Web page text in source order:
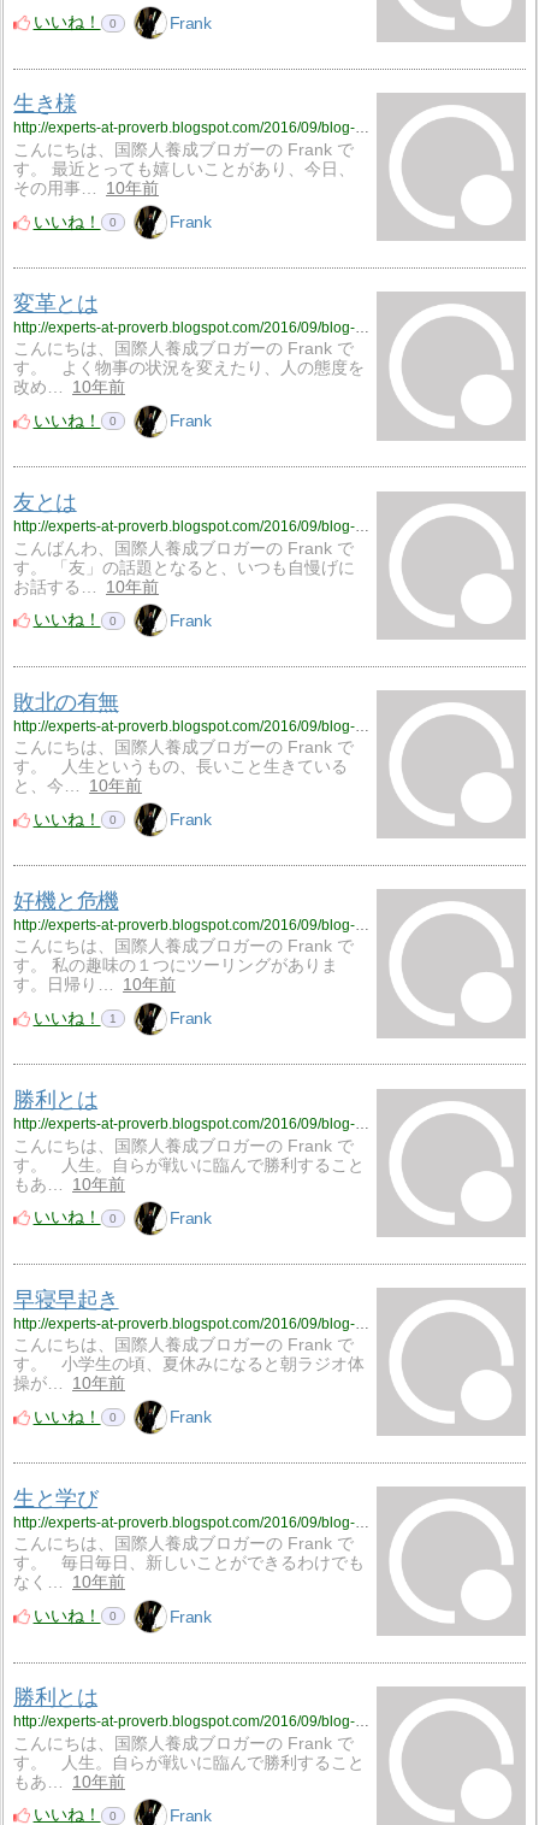
いいね！
0 Frank
生き様
http://experts-at-proverb.blogspot.com/2016/09/blog-post_68.html
こんにちは、国際人養成ブロガーの Frank で
す。 最近とっても嬉しいことがあり、今日、
その用事…
10年前
いいね！
0 Frank
変革とは
こんにちは、国際人養成ブロガーの Frank で
す。 よく物事の状況を変えたり、人の態度を
改め…
10年前
いいね！
0 Frank
友とは
http://experts-at-proverb.blogspot.com/2016/09/blog-post_25.html
こんばんわ、国際人養成ブロガーの Frank で
す。 「友」の話題となると、いつも自慢げに
お話する…
10年前
いいね！
0 Frank
敗北の有無
こんにちは、国際人養成ブロガーの Frank で
す。 人生というもの、長いこと生きている
と、今…
10年前
いいね！
0 Frank
好機と危機
http://experts-at-proverb.blogspot.com/2016/09/blog-post_39.html
こんにちは、国際人養成ブロガーの Frank で
す。 私の趣味の１つにツーリングがありま
す。日帰り…
10年前
いいね！
1 Frank
勝利とは
http://experts-at-proverb.blogspot.com/2016/09/blog-post_27.html
こんにちは、国際人養成ブロガーの Frank で
す。 人生。自らが戦いに臨んで勝利すること
もあ…
10年前
いいね！
0 Frank
早寝早起き
こんにちは、国際人養成ブロガーの Frank で
す。 小学生の頃、夏休みになると朝ラジオ体
操が…
10年前
いいね！
0 Frank
生と学び
http://experts-at-proverb.blogspot.com/2016/09/blog-post_66.html
こんにちは、国際人養成ブロガーの Frank で
す。 毎日毎日、新しいことができるわけでも
なく…
10年前
いいね！
0 Frank
勝利とは
http://experts-at-proverb.blogspot.com/2016/09/blog-post_19.html
こんにちは、国際人養成ブロガーの Frank で
す。 人生。自らが戦いに臨んで勝利すること
もあ…
10年前
いいね！
0 Frank